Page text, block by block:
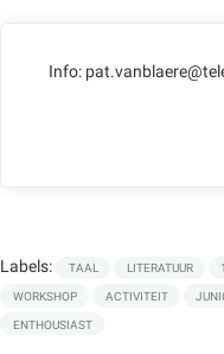
Info:
Labels: TAAL LITERATUUR
WORKSHOP ACTIVITEIT
ENTHOUSIAST